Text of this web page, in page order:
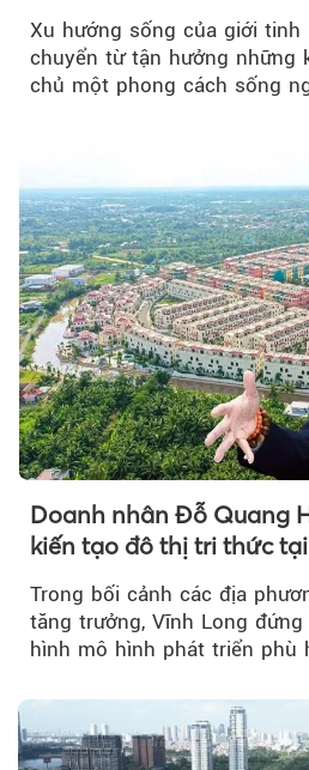
Xu hướng sống của giới tinh
chuyển từ tận hưởng những
chủ một phong cách sống
Doanh nhân Đỗ Quang
kiến tạo đô thị tri thức
Trong bối cảnh các địa
tăng trưởng, Vĩnh Long
hình mô hình phát triển phù